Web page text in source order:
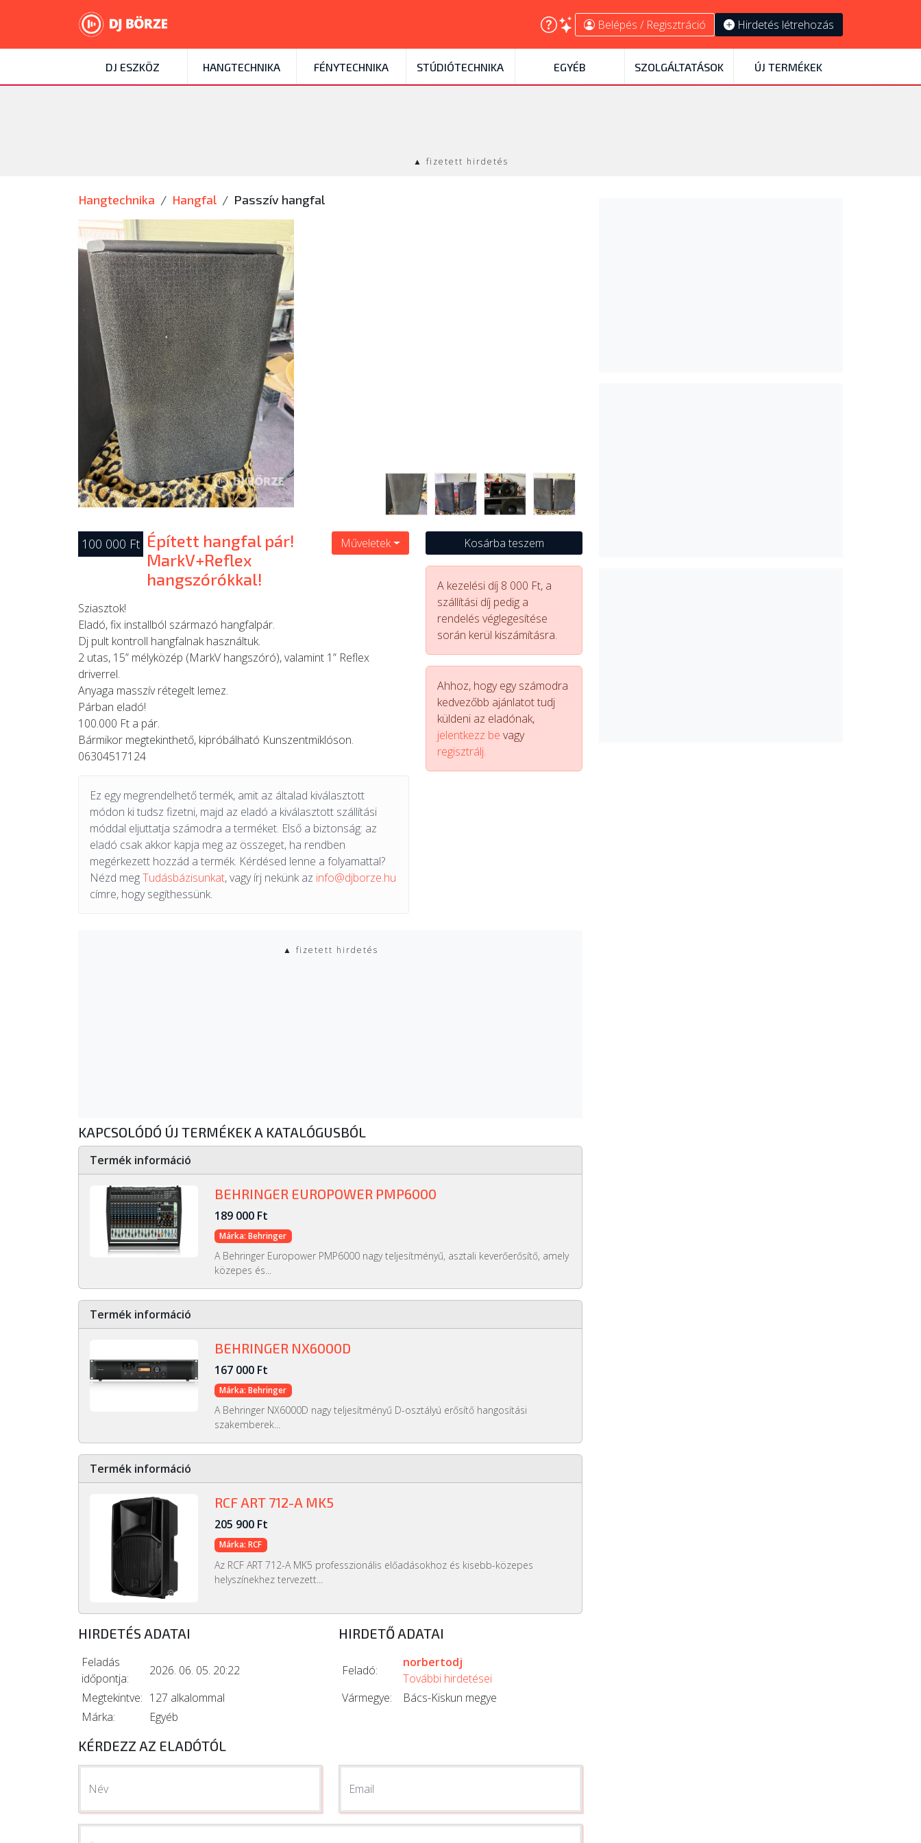
Belépés / Regisztráció Hirdetés létrehozás
DJ ESZKÖZ HANGTECHNIKA FÉNYTECHNIKA STÚDIÓTECHNIKA EGYÉB SZOLGÁLTATÁSOK ÚJ TERMÉKEK
▲ fizetett hirdetés
Hangtechnika Hangfal Passzív hangfal
100 000 Ft Épített hangfal pár!
MarkV+Reflex
hangszórókkal!
Műveletek
Sziasztok!
Eladó, fix installból származó hangfalpár.
Dj pult kontroll hangfalnak használtuk.
2 utas, 15” mélyközép (MarkV hangszóró), valamint 1” Reflex
driverrel.
Anyaga masszív rétegelt lemez.
Párban eladó!
100.000 Ft a pár.
Bármikor megtekinthető, kipróbálható Kunszentmiklóson.
06304517124
Ez egy megrendelhető termék, amit az általad kiválasztott
módon ki tudsz fizetni, majd az eladó a kiválasztott szállítási
móddal eljuttatja számodra a terméket. Első a biztonság: az
eladó csak akkor kapja meg az összeget, ha rendben
megérkezett hozzád a termék. Kérdésed lenne a folyamattal?
Nézd megTudásbázisunkat, vagy írj nekünk az info@djborze.hu
címre, hogy segíthessünk.
Kosárba teszem
A kezelési díj 8 000 Ft, a
szállítási díj pedig a
rendelés véglegesítése
során kerül kiszámításra.
Ahhoz, hogy egy számodra
kedvezőbb ajánlatot tudj
küldeni az eladónak,
jelentkezz be vagy
regisztrálj.
▲ fizetett hirdetés
KAPCSOLÓDÓ ÚJ TERMÉKEK A KATALÓGUSBÓL
Termék információ
BEHRINGER EUROPOWER PMP6000
189 000 Ft
Márka: Behringer
A Behringer Europower PMP6000 nagy teljesítményű, asztali keverőerősítő, amely
közepes és...
Termék információ
BEHRINGER NX6000D
167 000 Ft
Márka: Behringer
A Behringer NX6000D nagy teljesítményű D-osztályú erősítő hangosítási
szakemberek...
Termék információ
RCF ART 712-A MK5
205 900 Ft
Márka: RCF
Az RCF ART 712-A MK5 professzionális előadásokhoz és kisebb-közepes
helyszínekhez tervezett...
HIRDETÉS ADATAI
Feladás
időpontja:
2026. 06. 05. 20:22
Megtekintve: 127 alkalommal
Márka:
Egyéb
HIRDETŐ ADATAI
Feladó:
norbertodj
További hirdetései
Vármegye:
Bács-Kiskun megye
KÉRDEZZ AZ ELADÓTÓL
Név Email